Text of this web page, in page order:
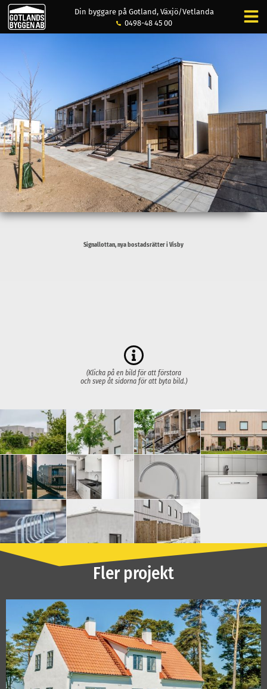
Din byggare på Gotland, Växjö/Vetlanda
0498-48 45 00
Signallottan, nya bostadsrätter i Visby
(Klicka på en bild för att förstora
och svep åt sidorna för att byta bild.)
Fler projekt